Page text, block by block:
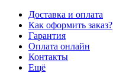
Доставка и оплата
Как оформить заказ?
Гарантия
Оплата онлайн
Контакты
Ещё